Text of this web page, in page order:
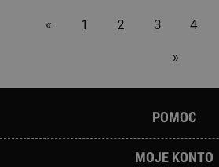
« 1 2 3 4
»
POMOC
MOJE KONTO